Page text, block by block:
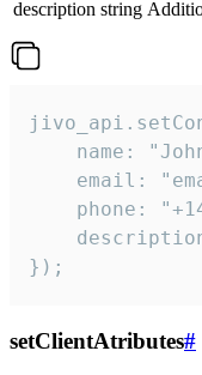
description string
name:
email:
phone:
});
setClientAtributes#